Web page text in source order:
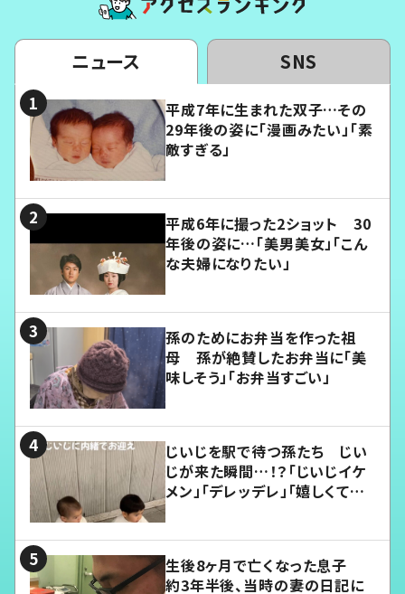
ニュース SNS
平成7年に生まれた双子…その
29年後の姿に「漫画みたい」「素
敵すぎる」
平成6年に撮った2ショット 30
年後の姿に…「美男美女」「こん
な夫婦になりたい」
孫のためにお弁当を作った祖
母 孫が絶賛したお弁当に「美
味しそう」「お弁当すごい」
じいじを駅で待つ孫たち じい
じが来た瞬間…！？「じいじイケ
メン」「デレッデレ」「嬉しくて可
生後8ヶ月で亡くなった息子
約3年半後、当時の妻の日記に